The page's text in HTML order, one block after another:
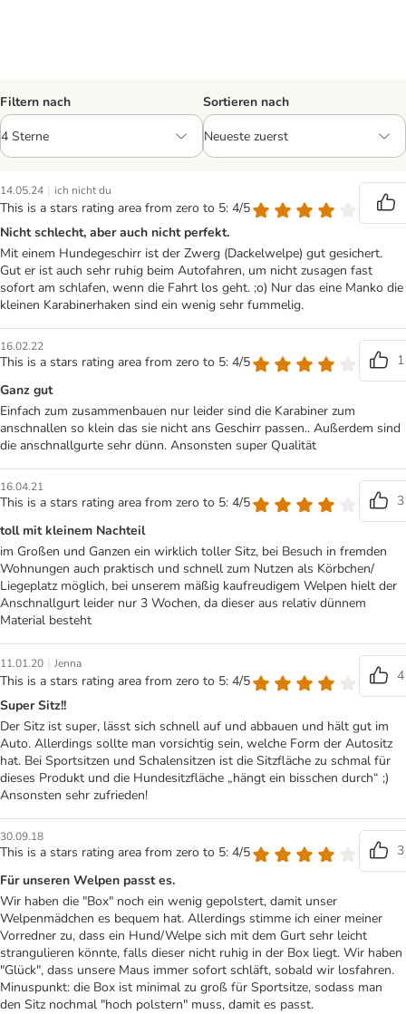
Filtern nach Sortieren nach
14.05.24 | ich nicht du
This is a stars rating area from zero to 5: 4/5
Nicht schlecht, aber auch nicht perfekt.
Mit einem Hundegeschirr ist der Zwerg (Dackelwelpe) gut gesichert.
Gut er ist auch sehr ruhig beim Autofahren, um nicht zusagen fast
sofort am schlafen, wenn die Fahrt los geht. ;o) Nur das eine Manko die
kleinen Karabinerhaken sind ein wenig sehr fummelig.
16.02.22
This is a stars rating area from zero to 5: 4/5
1
Ganz gut
Einfach zum zusammenbauen nur leider sind die Karabiner zum
anschnallen so klein das sie nicht ans Geschirr passen.. Außerdem sind
die anschnallgurte sehr dünn. Ansonsten super Qualität
16.04.21
This is a stars rating area from zero to 5: 4/5
3
toll mit kleinem Nachteil
im Großen und Ganzen ein wirklich toller Sitz, bei Besuch in fremden
Wohnungen auch praktisch und schnell zum Nutzen als Körbchen/
Liegeplatz möglich, bei unserem mäßig kaufreudigem Welpen hielt der
Anschnallgurt leider nur 3 Wochen, da dieser aus relativ dünnem
Material besteht
11.01.20 | Jenna
This is a stars rating area from zero to 5: 4/5
4
Super Sitz!!
Der Sitz ist super, lässt sich schnell auf und abbauen und hält gut im
Auto. Allerdings sollte man vorsichtig sein, welche Form der Autositz
hat. Bei Sportsitzen und Schalensitzen ist die Sitzfläche zu schmal für
dieses Produkt und die Hundesitzfläche „hängt ein bisschen durch“ ;)
Ansonsten sehr zufrieden!
30.09.18
This is a stars rating area from zero to 5: 4/5
3
Für unseren Welpen passt es.
Wir haben die "Box" noch ein wenig gepolstert, damit unser
Welpenmädchen es bequem hat. Allerdings stimme ich einer meiner
Vorredner zu, dass ein Hund/Welpe sich mit dem Gurt sehr leicht
strangulieren könnte, falls dieser nicht ruhig in der Box liegt. Wir haben
"Glück", dass unsere Maus immer sofort schläft, sobald wir losfahren.
Minuspunkt: die Box ist minimal zu groß für Sportsitze, sodass man
den Sitz nochmal "hoch polstern" muss, damit es passt.